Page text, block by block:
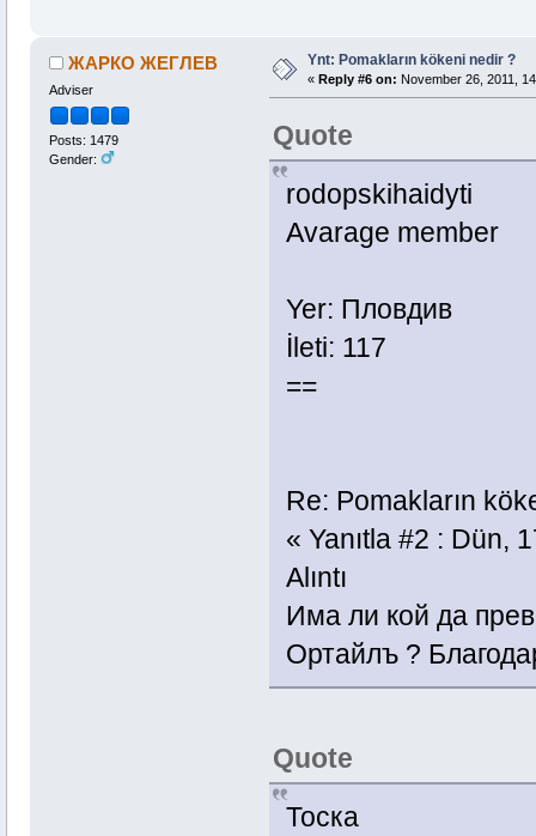
ЖАРКО ЖЕГЛЕВ
Adviser
Posts: 1479
Gender:
Ynt: Pomakların kökeni nedir ?
« Reply #6 on: November 26, 2011,
Quote
rodopskihaidyti
Avarage member
Yer: Пловдив
İleti: 117
==
Re: Pomakların
« Yanıtla #2 : Dün,
Alıntı
Има ли кой да
Ортайлъ ?
Quote
Тоска